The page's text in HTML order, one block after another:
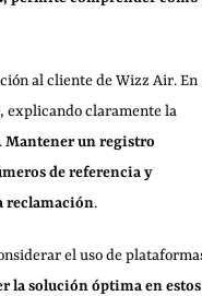
al cliente de Wizz Air. En
explicando claramente la
Mantener un registro
de referencia y
reclamación.
el uso de
la solución óptima en estos